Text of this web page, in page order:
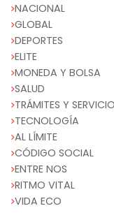
NACIONAL
GLOBAL
DEPORTES
ELITE
MONEDA Y BOLSA
SALUD
TRÁMITES Y
TECNOLOGÍA
AL LÍMITE
CÓDIGO SOCIAL
ENTRE NOS
RITMO VITAL
VIDA ECO